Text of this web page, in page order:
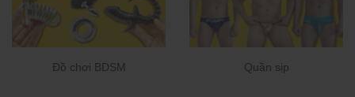
Đồ chơi BDSM Quần sịp